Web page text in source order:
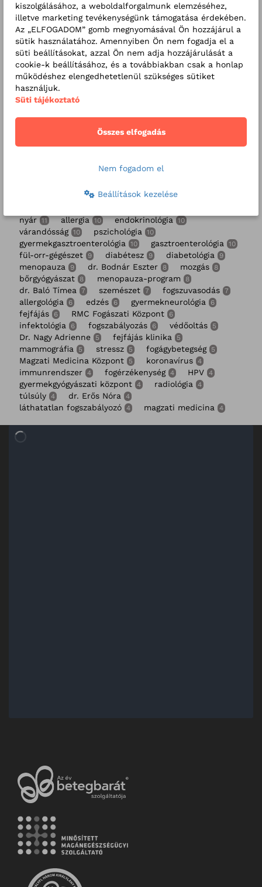
BLOG 2019. 02. 15
A túlsúly terhességi cukorbetegséghez vezethet?
Címkék
57
egészség 27 fogászat
Fogászati Központ Kókai Zsuzsanna
szülészet-nőgyógyászat 19 szűrővizsgálatok
Fogászati Központ 12 táplálkozás 12
nyár 11 allergia 10 endokrinológia 10
várandósság 10 pszichológia 10
gyermekgasztroenterológia 10 gasztroenterológia 10
fül-orr-gégészet 9 diabétesz 9 diabetológia 9
menopauza 9 dr. Bodnár Eszter 8 mozgás 8
bőrgyógyászat 8 menopauza-program 8
dr. Baló Tímea 7 szemészet 7 fogszuvasodás 7
allergológia 6 edzés 6 gyermekneurológia 6
fejfájás 6 RMC Fogászati Központ 6
infektológia 6 fogszabályozás 6 védőoltás 5
Dr. Nagy Adrienne 5 fejfájás klinika 5
mammográfia 5 stressz 5 fogágybetegség 5
Magzati Medicina Központ 5 koronavírus 4
immunrendszer 4 fogérzékenység 4 HPV 4
gyermekgyógyászati központ 4 radiológia 4
túlsúly 4 dr. Erős Nóra 4
láthatatlan fogszabályozó 4 magzati medicina 4
kiszolgálásához, a weboldalforgalmunk elemzéséhez,
illetve marketing tevékenységünk támogatása érdekében.
Az „ELFOGADOM” gomb megnyomásával Ön hozzájárul a
sütik használatához. Amennyiben Ön nem fogadja el a
süti beállításokat, azzal Ön nem adja hozzájárulását a
cookie-k beállításához, és a továbbiakban csak a honlap
működéshez elengedhetetlenül szükséges sütiket
használjuk.
Süti tájékoztató
Összes elfogadás
Nem fogadom el
Beállítások kezelése